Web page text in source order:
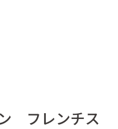
フレンチス